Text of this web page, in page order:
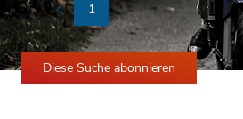
Previous
1 Next
Diese Suche abonnieren